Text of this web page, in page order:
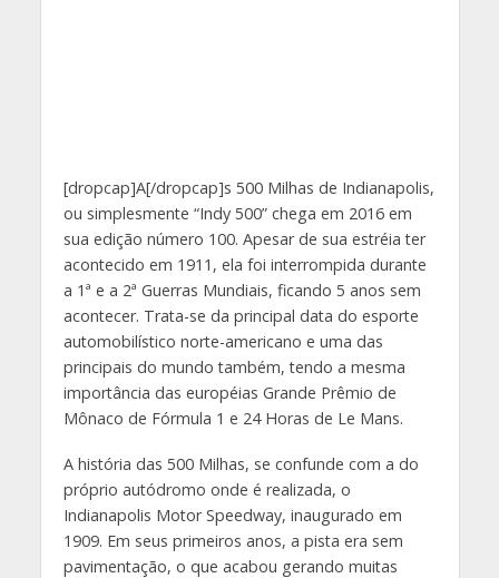
[dropcap]A[/dropcap]s 500 Milhas de Indianapolis,
ou simplesmente “Indy 500” chega em 2016 em
sua edição número 100. Apesar de sua estréia ter
acontecido em 1911, ela foi interrompida durante
a 1ª e a 2ª Guerras Mundiais, ficando 5 anos sem
acontecer. Trata-se da principal data do esporte
automobilístico norte-americano e uma das
principais do mundo também, tendo a mesma
importância das européias Grande Prêmio de
Mônaco de Fórmula 1 e 24 Horas de Le Mans.
A história das 500 Milhas, se confunde com a do
próprio autódromo onde é realizada, o
Indianapolis Motor Speedway, inaugurado em
1909. Em seus primeiros anos, a pista era sem
pavimentação, o que acabou gerando muitas